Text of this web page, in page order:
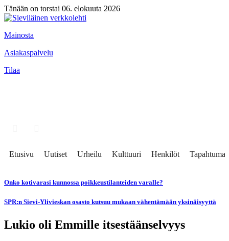
Tänään on torstai 06. elokuuta 2026
Mainosta
Asiakaspalvelu
Tilaa
Etusivu Uutiset Urheilu Kulttuuri Henkilöt Tapahtumat
Onko kotivarasi kunnossa poikkeustilanteiden varalle?
SPR:n Sievi-Ylivieskan osasto kutsuu mukaan vähentämään yksinäisyyttä
Lukio oli Emmille itsestäänselvyys